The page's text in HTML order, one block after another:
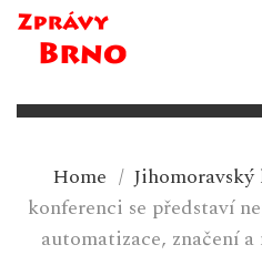
Home / Jihomoravský
konferenci se představí
automatizace, značení